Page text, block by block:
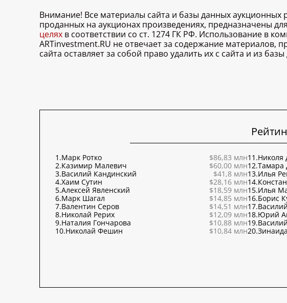
Внимание! Все материалы сайта и базы данных аукционных
проданных на аукционах произведениях, предназначены
целях в соответствии со ст. 1274 ГК РФ. Использование в
ARTinvestment.RU не отвечает за содержание материалов,
сайта оставляет за собой право удалить их с сайта и из
1.Марк Ротко
$86,83 млн
2.Казимир Малевич
$60,00 млн
3.Василий Кандинский
$41,8 млн
4.Хаим Сутин
$28,16 млн
5.Алексей Явленский
$18,59 млн
6.Марк Шагал
$14,85 млн
7.Валентин Серов
$14,51 млн
8.Николай Рерих
$12,09 млн
9.Наталия Гончарова
$10,88 млн
10.Николай Фешин $10,84 млн
11.Николя
12.Тамара
13.Илья
14.
15.Илья
16.Борис
17.
18.Юрий
19.
20.